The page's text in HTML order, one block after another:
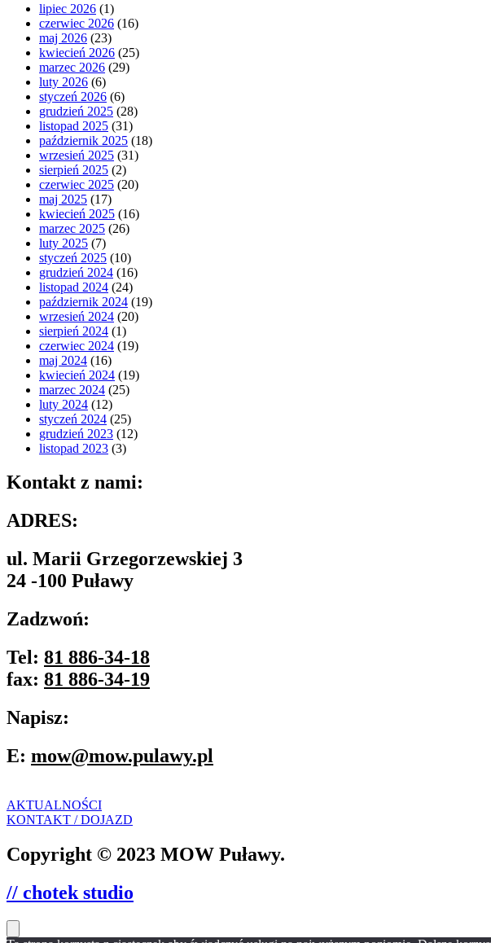
lipiec 2026 (1)
czerwiec 2026 (16)
maj 2026 (23)
kwiecień 2026 (25)
marzec 2026 (29)
luty 2026 (6)
styczeń 2026 (6)
grudzień 2025 (28)
listopad 2025 (31)
październik 2025 (18)
wrzesień 2025 (31)
sierpień 2025 (2)
czerwiec 2025 (20)
maj 2025 (17)
kwiecień 2025 (16)
marzec 2025 (26)
luty 2025 (7)
styczeń 2025 (10)
grudzień 2024 (16)
listopad 2024 (24)
październik 2024 (19)
wrzesień 2024 (20)
sierpień 2024 (1)
czerwiec 2024 (19)
maj 2024 (16)
kwiecień 2024 (19)
marzec 2024 (25)
luty 2024 (12)
styczeń 2024 (25)
grudzień 2023 (12)
listopad 2023 (3)
Kontakt z nami:
ADRES:
ul. Marii Grzegorzewskiej 3
24 -100 Puławy
Zadzwoń:
Tel: 81 886-34-18
fax: 81 886-34-19
Napisz:
E: mow@mow.pulawy.pl
AKTUALNOŚCI
KONTAKT / DOJAZD
Copyright © 2023 MOW Puławy.
// chotek studio